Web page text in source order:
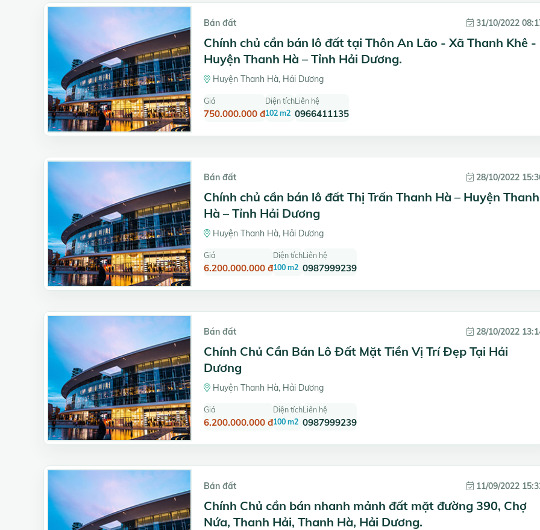
Bán đất 31/10/2022
Chính chủ cần bán lô đất tại Thôn An Lão - Xã Thanh Khê -
Huyện Thanh Hà – Tỉnh Hải Dương.
Huyện Thanh Hà, Hải Dương
Giá
750.000.000 đ
Diện tích
102 m2
Liên hệ
0966411135
Bán đất 28/10/2022
Chính chủ cần bán lô đất Thị Trấn Thanh Hà – Huyện Thanh
Hà – Tỉnh Hải Dương
Huyện Thanh Hà, Hải Dương
Giá
6.200.000.000 đ
Diện tích
100 m2
Liên hệ
0987999239
Bán đất 28/10/2022
Chính Chủ Cần Bán Lô Đất Mặt Tiền Vị Trí Đẹp Tại Hải
Dương
Huyện Thanh Hà, Hải Dương
Giá
6.200.000.000 đ
Diện tích
100 m2
Liên hệ
0987999239
Bán đất 11/09/2022
Chính Chủ cần bán nhanh mảnh đất mặt đường 390, Chợ
Nứa, Thanh Hải, Thanh Hà, Hải Dương.